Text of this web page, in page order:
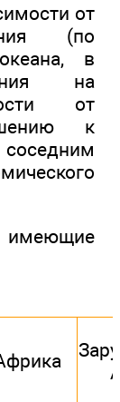
от
(по
в
на
от
к
имеющие